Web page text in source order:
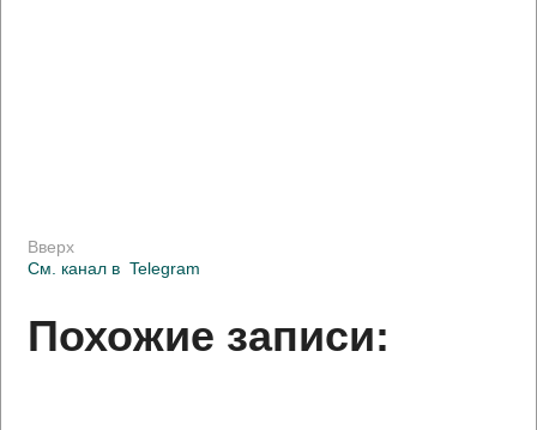
Вверх
См. канал в Telegram
Похожие записи: